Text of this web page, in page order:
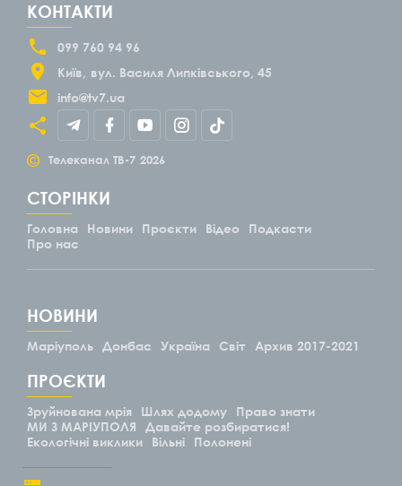
КОНТАКТИ
099 760 94 96
Київ
вул. Василя Липківського, 45
info@tv7.ua
© Телеканал ТВ-7 2026
СТОРІНКИ
Головна Новини Проєкти Відео
Подкасти
Про нас
НОВИНИ
Маріуполь Донбас Україна Світ Архив 2017-2021
ПРОЄКТИ
Зруйнована мрія Шлях додому
Право знати
МИ З МАРІУПОЛЯ
Давайте розбиратися!
Екологічні виклики
Вільні Полонені